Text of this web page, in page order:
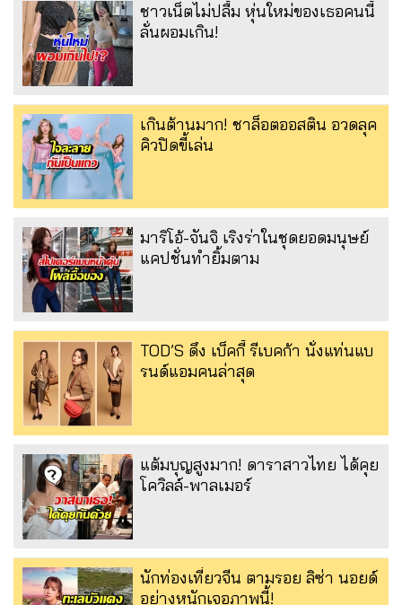
ชาวเน็ตไม่ปลื้ม หุ่นใหม่ของเธอคนนี้
ลั่นผอมเกิน!
เกินต้านมาก! ชาล็อตออสติน อวดลุค
คิวปิดขี้เล่น
มาริโอ้-จันจิ เริงร่าในชุดยอดมนุษย์
แคปชั่นทำยิ้มตาม
TOD’S ดึง เบ็คกี้ รีเบคก้า นั่งแท่นแบ
รนด์แอมคนล่าสุด
แต้มบุญสูงมาก! ดาราสาวไทย ได้คุย
โควิลล์-พาลเมอร์
นักท่องเที่ยวจีน ตามรอย ลิซ่า นอยด์
อย่างหนักเจอภาพนี้!